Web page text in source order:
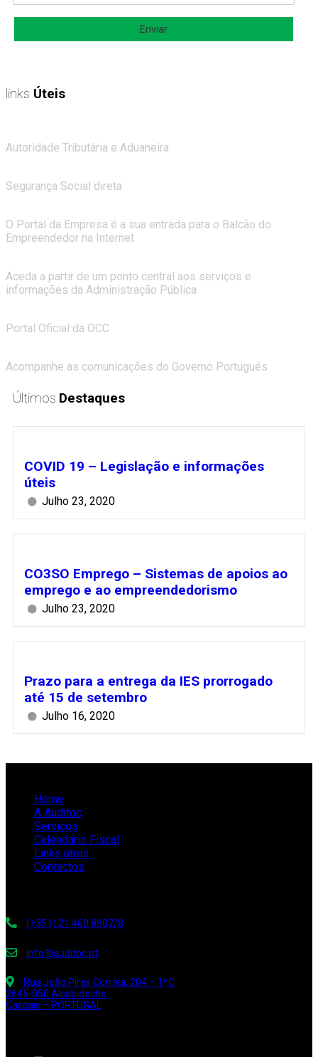
links Úteis
Autoridade Tributária e Aduaneira
Segurança Social direta
O Portal da Empresa é a sua entrada para o Balcão do
Empreendedor na Internet
Aceda a partir de um ponto central aos serviços e
informações da Administração Pública
Portal Oficial da OCC
Acompanhe as comunicações do Governo Português
Últimos Destaques
COVID 19 – Legislação e informações
úteis
Julho 23, 2020
CO3SO Emprego – Sistemas de apoios ao
emprego e ao empreendedorismo
Julho 23, 2020
Prazo para a entrega da IES prorrogado
até 15 de setembro
Julho 16, 2020
Home
A Auditoc
Serviços
Calendário Fiscal
Links úteis
Contactos
(+351) 21 460 8907/8
info@auditoc.pt
Rua João Pires Correia, 204 – 1ºC
2645-050 Alcabideche
Cascais – PORTUGAL